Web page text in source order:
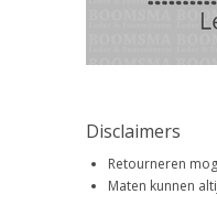
Disclaimers
Retourneren
Maten kunnen